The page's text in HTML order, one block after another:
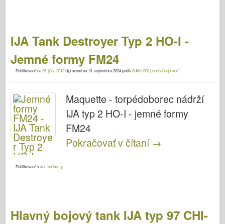
IJA Tank Destroyer Typ 2 HO-I -
Jemné formy FM24
Publikované na25. júna 2012Upravené na 13. septembra 2024podľaSdKfz.000|nechať odpoveď
Maquette - torpédoborec nádrží
IJA typ 2 HO-I - jemné formy
FM24
Pokračovať v čítaní →
Publikované vJemné formy.
Hlavný bojový tank IJA typ 97 CHI-